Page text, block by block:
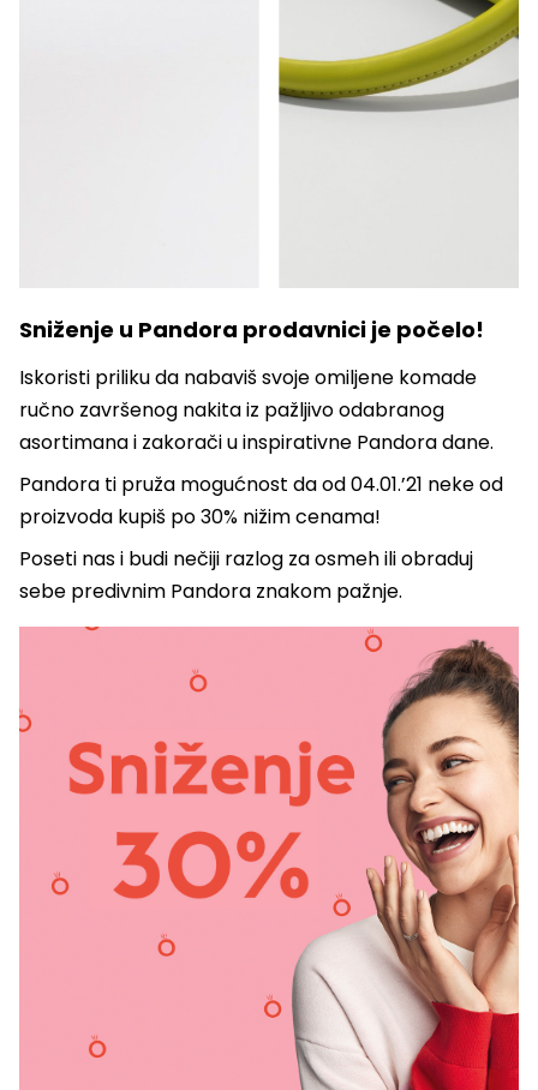
Sniženje u Pandora prodavnici je počelo!
Iskoristi priliku da nabaviš svoje omiljene komade
ručno završenog nakita iz pažljivo odabranog
asortimana i zakorači u inspirativne Pandora dane.
Pandora ti pruža mogućnost da od 04.01.’21 neke od
proizvoda kupiš po 30% nižim cenama!
Poseti nas i budi nečiji razlog za osmeh ili obraduj
sebe predivnim Pandora znakom pažnje.